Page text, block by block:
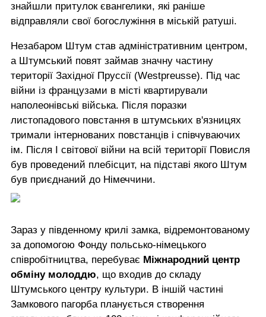
знайшли притулок євангелики, які раніше
відправляли свої богослужіння в міській ратуші.
Незабаром Штум став адміністративним центром,
а Штумський повят займав значну частину
території Західної Пруссії (Westpreusse). Під час
війни із французами в місті квартирували
наполеонівські війська. Після поразки
листопадового повстання в штумських в'язницях
тримали інтернованих повстанців і співчуваючих
ім. Після I світової війни на всій території Повисля
був проведений плебісцит, на підставі якого Штум
був приєднаний до Німеччини.
Зараз у південному крилі замка, відремонтованому
за допомогою Фонду польсько-німецького
співробітництва, перебуває Міжнародний центр
обміну молоддю, що входив до складу
Штумського центру культури. В іншій частині
Замкового пагорба планується створення